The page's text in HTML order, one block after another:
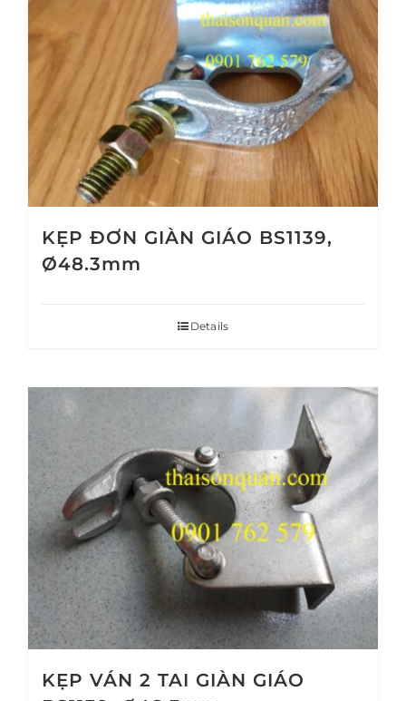
KẸP ĐƠN GIÀN GIÁO BS1139,
Ø48.3mm
Details
KẸP VÁN 2 TAI GIÀN GIÁO